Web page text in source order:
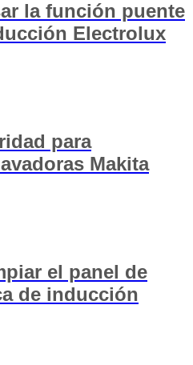
la función puente
Electrolux
para
Makita
el panel de
de inducción